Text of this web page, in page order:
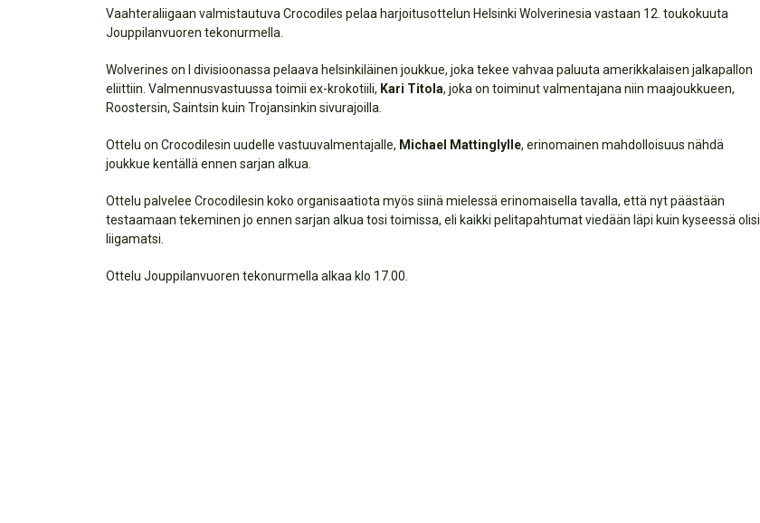
Vaahteraliigaan valmistautuva Crocodiles pelaa harjoitusottelun Helsinki Wolverinesia vastaan 12. toukokuuta
Jouppilanvuoren tekonurmella.
Wolverines on I divisioonassa pelaava helsinkiläinen joukkue, joka tekee vahvaa paluuta amerikkalaisen jalkapallon
eliittiin. Valmennusvastuussa toimii ex-krokotiili, Kari Titola, joka on toiminut valmentajana niin maajoukkueen,
Roostersin, Saintsin kuin Trojansinkin sivurajoilla.
Ottelu on Crocodilesin uudelle vastuuvalmentajalle, Michael Mattinglylle, erinomainen mahdolloisuus nähdä
joukkue kentällä ennen sarjan alkua.
Ottelu palvelee Crocodilesin koko organisaatiota myös siinä mielessä erinomaisella tavalla, että nyt päästään
testaamaan tekeminen jo ennen sarjan alkua tosi toimissa, eli kaikki pelitapahtumat viedään läpi kuin kyseessä olisi
liigamatsi.
Ottelu Jouppilanvuoren tekonurmella alkaa klo 17.00.